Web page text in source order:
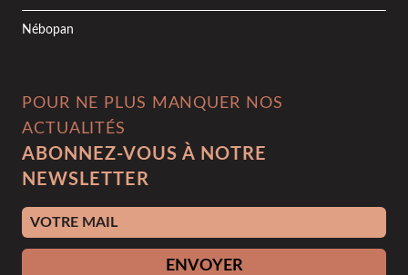
Nébopan
POUR NE PLUS MANQUER NOS
ACTUALITÉS
ABONNEZ-VOUS À NOTRE
NEWSLETTER
Adresse e-mail
ENVOYER